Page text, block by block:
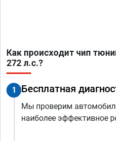
Как происходит чип
272 л.с.?
1 Бесплатная
Мы проверим
наиболее эффективное